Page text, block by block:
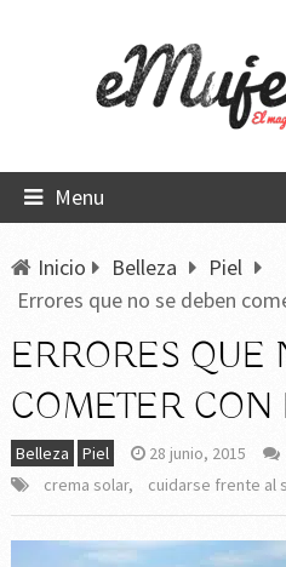
Menu
Inicio Belleza
Piel
Errores que no se deben
ERRORES QUE
COMETER CON
Belleza Piel 28 junio, 2015
crema solar, cuidarse frente al